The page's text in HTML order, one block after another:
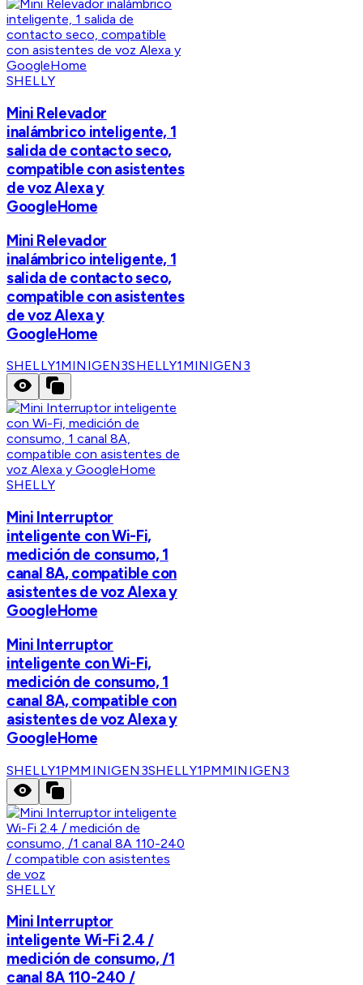
SHELLY
Mini Relevador
inalámbrico inteligente, 1
salida de contacto seco,
compatible con asistentes
de voz Alexa y
GoogleHome
Mini Relevador
inalámbrico inteligente, 1
salida de contacto seco,
compatible con asistentes
de voz Alexa y
GoogleHome
SHELLY1MINIGEN3SHELLY1MINIGEN3
SHELLY
Mini Interruptor
inteligente con Wi-Fi,
medición de consumo, 1
canal 8A, compatible con
asistentes de voz Alexa y
GoogleHome
Mini Interruptor
inteligente con Wi-Fi,
medición de consumo, 1
canal 8A, compatible con
asistentes de voz Alexa y
GoogleHome
SHELLY1PMMINIGEN3SHELLY1PMMINIGEN3
SHELLY
Mini Interruptor
inteligente Wi-Fi 2.4 /
medición de consumo, /1
canal 8A 110-240 /